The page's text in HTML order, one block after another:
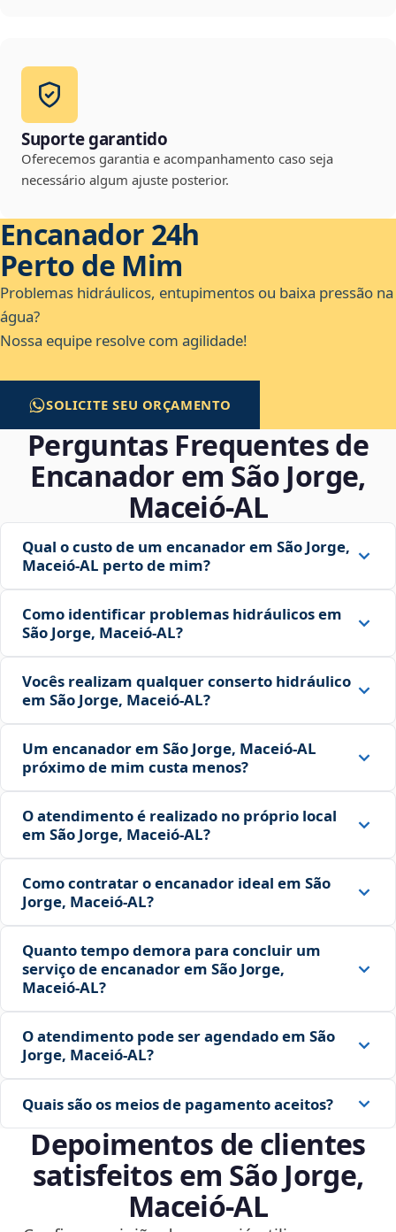
Suporte garantido
Oferecemos garantia e acompanhamento caso seja
necessário algum ajuste posterior.
Encanador 24h
Perto de Mim
Problemas hidráulicos, entupimentos ou baixa pressão na
água?
Nossa equipe resolve com agilidade!
SOLICITE SEU ORÇAMENTO
Perguntas Frequentes de
Encanador em São Jorge,
Maceió‑AL
Qual o custo de um encanador em São Jorge,
Maceió‑AL perto de mim?
Como identificar problemas hidráulicos em
São Jorge, Maceió‑AL?
Vocês realizam qualquer conserto hidráulico
em São Jorge, Maceió‑AL?
Um encanador em São Jorge, Maceió‑AL
próximo de mim custa menos?
O atendimento é realizado no próprio local
em São Jorge, Maceió‑AL?
Como contratar o encanador ideal em São
Jorge, Maceió‑AL?
Quanto tempo demora para concluir um
serviço de encanador em São Jorge,
Maceió‑AL?
O atendimento pode ser agendado em São
Jorge, Maceió‑AL?
Quais são os meios de pagamento aceitos?
Depoimentos de clientes
satisfeitos em São Jorge,
Maceió‑AL